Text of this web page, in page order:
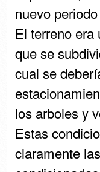
nuevo
El terreno
que se
cual se
los arboles y
Estas
claramente